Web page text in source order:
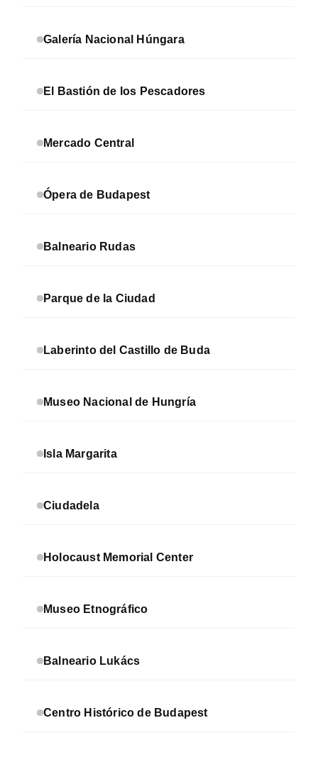
Galería Nacional Húngara
El Bastión de los Pescadores
Mercado Central
Ópera de Budapest
Balneario Rudas
Parque de la Ciudad
Laberinto del Castillo de Buda
Museo Nacional de Hungría
Isla Margarita
Ciudadela
Holocaust Memorial Center
Museo Etnográfico
Balneario Lukács
Centro Histórico de Budapest